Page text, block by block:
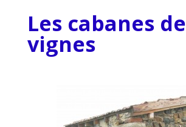
Les cabanes de
vignes